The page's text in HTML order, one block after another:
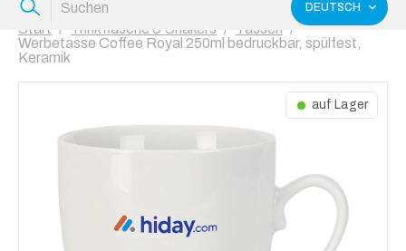
DEUTSCH
Start Trinkflasche & Shakers
Tassen
Werbetasse Coffee Royal 250ml bedruckbar, spülfest,
Keramik
auf Lager